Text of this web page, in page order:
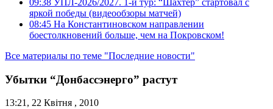
яркой победы (видеообзоры матчей)
08:45 На Константиновском направлении
боестолкновений больше, чем на Покровском!
Все материалы по теме "Последние новости"
Убытки “Донбассэнерго” растут
13:21, 22 Квітня , 2010